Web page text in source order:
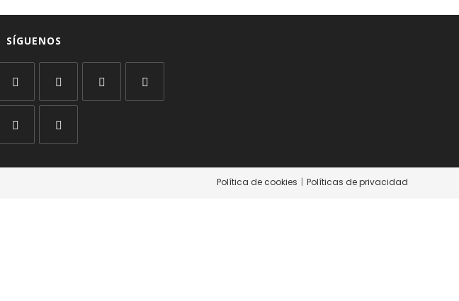
SÍGUENOS
Política de cookies Políticas de privacidad